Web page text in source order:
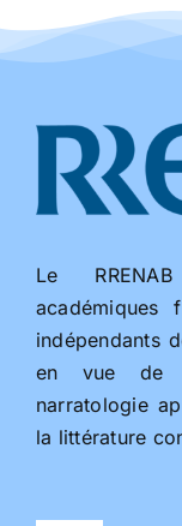
Le
académiques
indépendants
en vue de
narratologie
la littérature